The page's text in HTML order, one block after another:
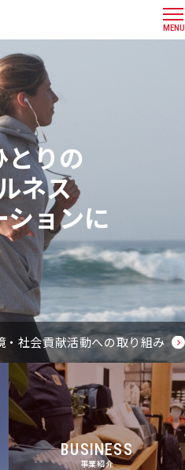
MENU
りの
ネス
ョンに
・社会貢献活動への取り組み
BUSINESS
事業紹介